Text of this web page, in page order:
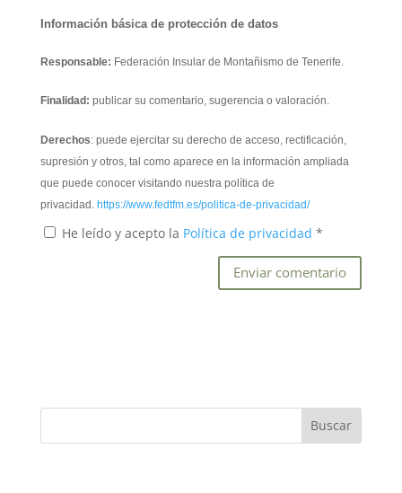
Información básica de protección de datos
Responsable: Federación Insular de Montañismo de Tenerife.
Finalidad: publicar su comentario, sugerencia o valoración.
Derechos: puede ejercitar su derecho de acceso, rectificación,
supresión y otros, tal como aparece en la información ampliada
que puede conocer visitando nuestra política de
privacidad. https://www.fedtfm.es/politica-de-privacidad/
He leído y acepto la Política de privacidad *